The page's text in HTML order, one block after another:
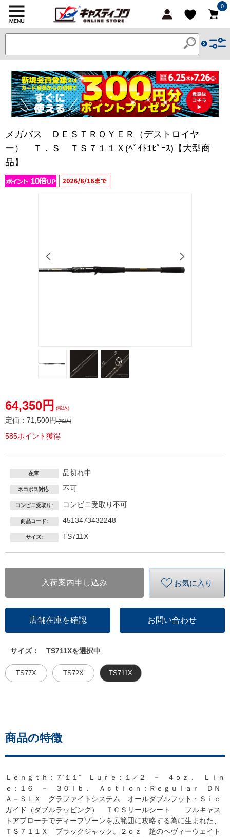
0
メガバス ＤＥＳＴＲＯＹＥＲ（デストロイヤ
ー） Ｔ．Ｓ ＴＳ７１１Ｘ(ﾍﾞｲﾄ1ﾋﾟｰｽ)【大型商
品】
64,350円 (税込)
定価：71,500円(税込)
585ポイント獲得
在庫: 品切れ中
ネコポス対応: 不可
コンビニ受取り: コンビニ受取り不可
商品コード: 4513473432248
サイズ: TS711X
入荷案内申し込み お気に入り
店舗在庫を確認 お問い合わせ
サイズ： TS711Xを選択中
TS77X TS72X TS711X
商品の特徴
Ｌｅｎｇｔｈ：７’１１” Ｌｕｒｅ：１／２ － ４ｏｚ． Ｌｉｎ
ｅ：１６ － ３０ｌｂ． Ａｃｔｉｏｎ：Ｒｅｇｕｌａｒ ＤＮ
Ａ－ＳＬＸ グラファイトシステム オールダブルフット・Ｓｉｃ
ガイド（ダブルラッピング） ＴＣＳリールシート フルキャス
トアプローチでディープゾーンを広範囲に攻略する為に生まれた、
ＴＳ７１１Ｘ ブラックジャック。２ｏｚ 超のヘヴィーウェイト